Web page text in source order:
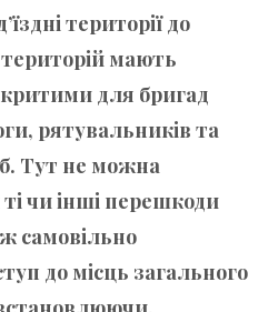
території до
мають
для бригад
рятувальників та
Тут не можна
чи інші перешкоди
самовільно
до місць загального